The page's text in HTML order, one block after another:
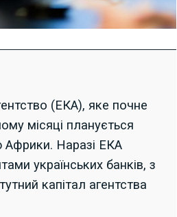
(ЕКА), яке почне
місяці планується
Африки. Наразі ЕКА
українських банків, з
капітал агентства